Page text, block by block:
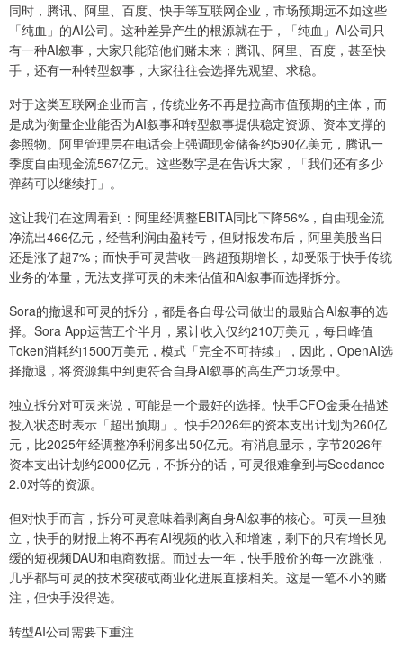
同时，腾讯、阿里、百度、快手等互联网企业，市场预期远不如这些
「纯血」的AI公司。这种差异产生的根源就在于，「纯血」AI公司只
有一种AI叙事，大家只能陪他们赌未来；腾讯、阿里、百度，甚至快
手，还有一种转型叙事，大家往往会选择先观望、求稳。
对于这类互联网企业而言，传统业务不再是拉高市值预期的主体，而
是成为衡量企业能否为AI叙事和转型叙事提供稳定资源、资本支撑的
参照物。阿里管理层在电话会上强调现金储备约590亿美元，腾讯一
季度自由现金流567亿元。这些数字是在告诉大家，「我们还有多少
弹药可以继续打」。
这让我们在这周看到：阿里经调整EBITA同比下降56%，自由现金流
净流出466亿元，经营利润由盈转亏，但财报发布后，阿里美股当日
还是涨了超7%；而快手可灵营收一路超预期增长，却受限于快手传统
业务的体量，无法支撑可灵的未来估值和AI叙事而选择拆分。
Sora的撤退和可灵的拆分，都是各自母公司做出的最贴合AI叙事的选
择。Sora App运营五个半月，累计收入仅约210万美元，每日峰值
Token消耗约1500万美元，模式「完全不可持续」，因此，OpenAI选
择撤退，将资源集中到更符合自身AI叙事的高生产力场景中。
独立拆分对可灵来说，可能是一个最好的选择。快手CFO金秉在描述
投入状态时表示「超出预期」。快手2026年的资本支出计划为260亿
元，比2025年经调整净利润多出50亿元。有消息显示，字节2026年
资本支出计划约2000亿元，不拆分的话，可灵很难拿到与Seedance
2.0对等的资源。
但对快手而言，拆分可灵意味着剥离自身AI叙事的核心。可灵一旦独
立，快手的财报上将不再有AI视频的收入和增速，剩下的只有增长见
缓的短视频DAU和电商数据。而过去一年，快手股价的每一次跳涨，
几乎都与可灵的技术突破或商业化进展直接相关。这是一笔不小的赌
注，但快手没得选。
转型AI公司需要下重注